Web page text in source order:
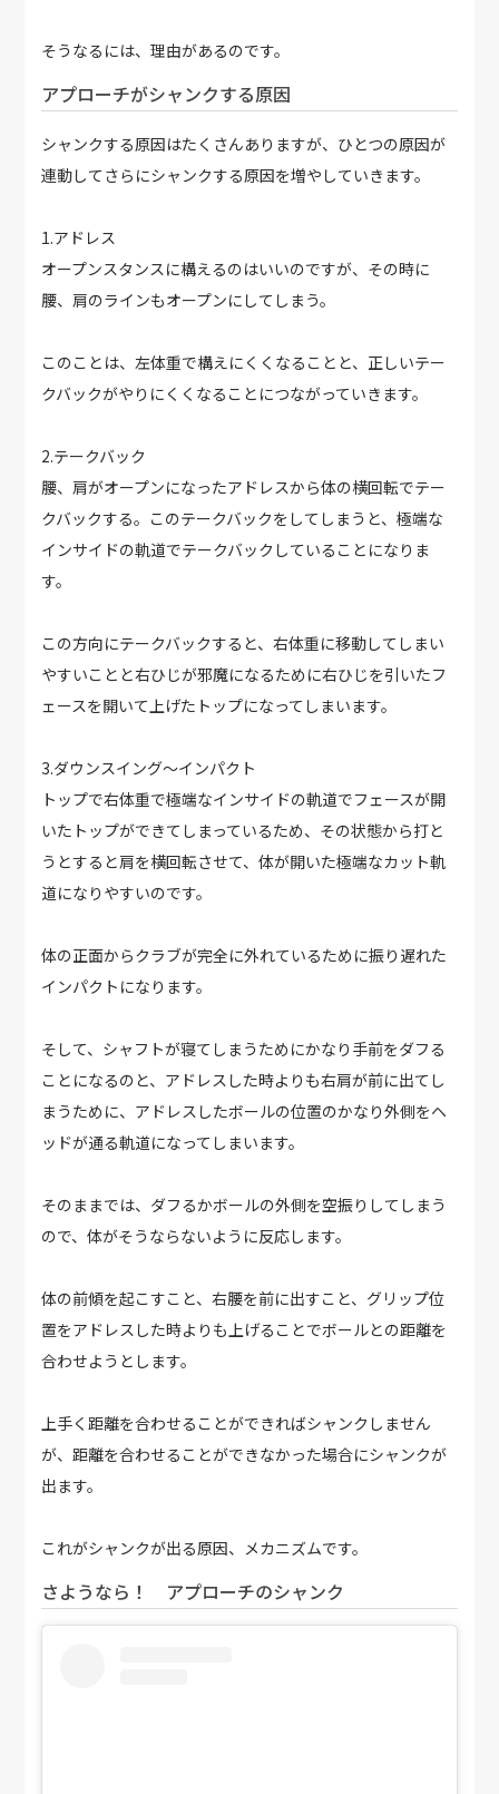
そうなるには、理由があるのです。
アプローチがシャンクする原因
シャンクする原因はたくさんありますが、ひとつの原因が
連動してさらにシャンクする原因を増やしていきます。
1.アドレス
オープンスタンスに構えるのはいいのですが、その時に
腰、肩のラインもオープンにしてしまう。
このことは、左体重で構えにくくなることと、正しいテー
クバックがやりにくくなることにつながっていきます。
2.テークバック
腰、肩がオープンになったアドレスから体の横回転でテー
クバックする。このテークバックをしてしまうと、極端な
インサイドの軌道でテークバックしていることになりま
す。
この方向にテークバックすると、右体重に移動してしまい
やすいことと右ひじが邪魔になるために右ひじを引いたフ
ェースを開いて上げたトップになってしまいます。
3.ダウンスイング～インパクト
トップで右体重で極端なインサイドの軌道でフェースが開
いたトップができてしまっているため、その状態から打と
うとすると肩を横回転させて、体が開いた極端なカット軌
道になりやすいのです。
体の正面からクラブが完全に外れているために振り遅れた
インパクトになります。
そして、シャフトが寝てしまうためにかなり手前をダフる
ことになるのと、アドレスした時よりも右肩が前に出てし
まうために、アドレスしたボールの位置のかなり外側をヘ
ッドが通る軌道になってしまいます。
そのままでは、ダフるかボールの外側を空振りしてしまう
ので、体がそうならないように反応します。
体の前傾を起こすこと、右腰を前に出すこと、グリップ位
置をアドレスした時よりも上げることでボールとの距離を
合わせようとします。
上手く距離を合わせることができればシャンクしません
が、距離を合わせることができなかった場合にシャンクが
出ます。
これがシャンクが出る原因、メカニズムです。
さようなら！ アプローチのシャンク